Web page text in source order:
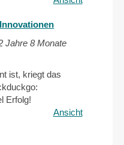
Jahre 8 Monate
ist, kriegt das
Erfolg!
Ansicht